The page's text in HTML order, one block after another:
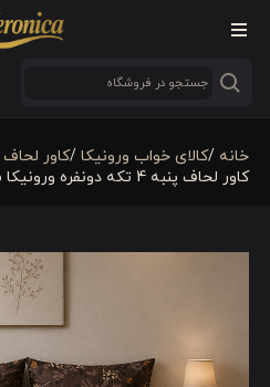
خانه /کالای خواب ورونیکا /کاور لحاف
کاور لحاف پنبه 4 تکه دونفره ورونیکا مدل chairo قهوه ای